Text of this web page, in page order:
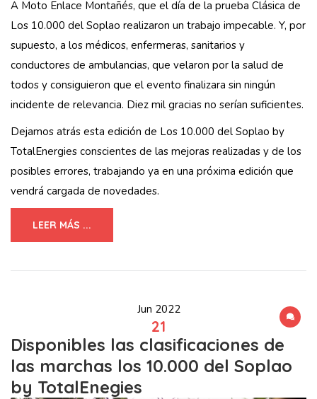
A Moto Enlace Montañés, que el día de la prueba Clásica de
Los 10.000 del Soplao realizaron un trabajo impecable. Y, por
supuesto, a los médicos, enfermeras, sanitarios y
conductores de ambulancias, que velaron por la salud de
todos y consiguieron que el evento finalizara sin ningún
incidente de relevancia. Diez mil gracias no serían suficientes.
Dejamos atrás esta edición de Los 10.000 del Soplao by
TotalEnergies conscientes de las mejoras realizadas y de los
posibles errores, trabajando ya en una próxima edición que
vendrá cargada de novedades.
LEER MÁS ...
Jun 2022
21
Disponibles las clasificaciones de
las marchas los 10.000 del Soplao
by TotalEnegies